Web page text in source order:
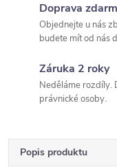
Doprava
Objednejte u nás
budete mít od nás
Záruka 2 roky
Neděláme rozdíly.
právnické osoby.
Popis produktu